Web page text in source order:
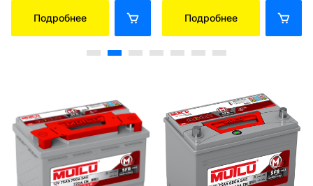
Подробнее Подробнее